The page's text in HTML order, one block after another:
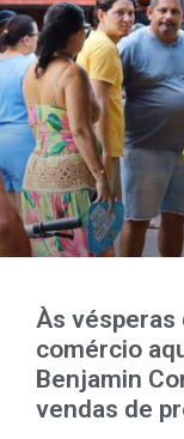
Às vésperas
comércio
Benjamin
vendas de